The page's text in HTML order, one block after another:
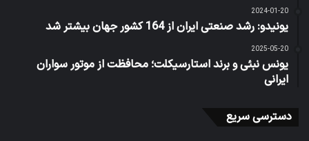
2024-01-20
یونیدو: رشد صنعتی ایران از 164 کشور جهان بیشتر شد
2025-05-20
یونس نبئی و برند استارسیکلت؛ محافظت از موتور سواران
ایرانی
دسترسی سریع